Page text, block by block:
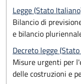
Legge (Stato
Bilancio di
e bilancio
Decreto legge
Misure urgenti per
delle costruzioni e